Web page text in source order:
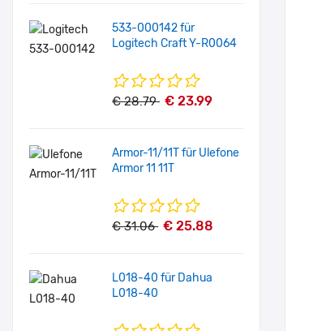
533-000142 für
Logitech Craft Y-R0064
€ 28.79 € 23.99
Armor-11/11T für Ulefone
Armor 11 11T
€ 31.06 € 25.88
L018-40 für Dahua
L018-40